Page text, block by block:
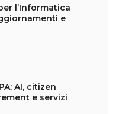
l’Informatica
e
AI, citizen
e servizi